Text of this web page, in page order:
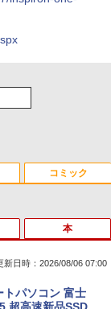
フホワイト
Milli, ATL Jacob
ろ・は・す 2L P
コミック
タル版ビッグガ
新日時：2026/08/06 07:00
パソコン 富士
本